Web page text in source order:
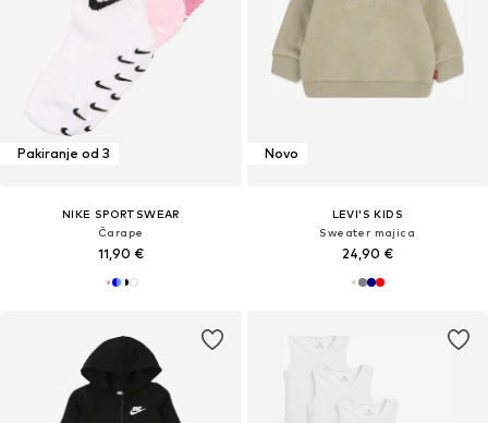
Pakiranje od 3
NIKE SPORTSWEAR
Čarape
11,90 €
Novo
LEVI'S KIDS
Sweater majica
24,90 €